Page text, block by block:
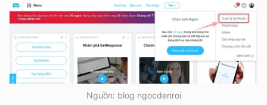
Nguồn: blog ngocdenroi